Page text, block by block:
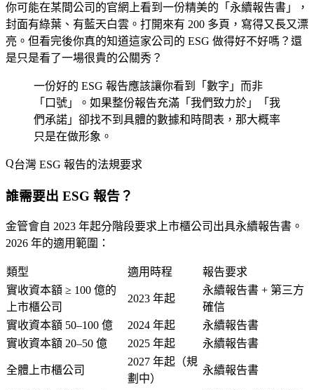
你可能在某間公司的官網上看到一份精美的「永續報告書」，
封面有綠葉、有藍天白雲。打開來有 200 多頁，寫得又長又漂
亮。但看完後你真的知道這家公司的 ESG 做得好不好嗎？還
是只是看了一場很貴的公關秀？
一份好的 ESG 報告應該讓你看到「數字」而非
「口號」。如果整份報告充滿「我們致力於」「我
們承諾」卻找不到具體的數據和時間表，那大概率
只是在做形象。
台灣 ESG 報告的法規要求
誰需要出 ESG 報告？
金管會自 2023 年起分階段要求上市櫃公司出具永續報告書。
2026 年的適用範圍：
類型 適用時程
報告要求
實收資本額 ≥ 100 億的
上市櫃公司
2023 年起
永續報告書 + 第三方
確信
實收資本額 50–100 億
2024 年起
永續報告書
實收資本額 20–50 億
2025 年起 永續報告書
全體上市櫃公司
2027 年起（規
劃中）
永續報告書